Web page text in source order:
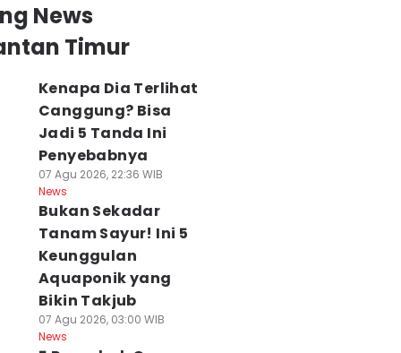
News
Timur
Kenapa Dia Terlihat
Canggung? Bisa
Jadi 5 Tanda Ini
Penyebabnya
07 Agu 2026, 22:36 WIB
News
Bukan Sekadar
Tanam Sayur! Ini 5
Keunggulan
Aquaponik yang
Bikin Takjub
07 Agu 2026, 03:00 WIB
News